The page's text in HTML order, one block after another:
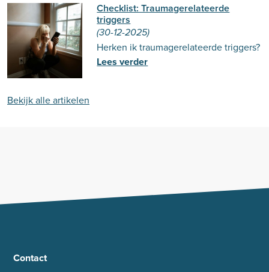
Checklist: Traumagerelateerde
triggers
(30-12-2025)
Herken ik traumagerelateerde triggers?
Lees verder
Bekijk alle artikelen
Contact